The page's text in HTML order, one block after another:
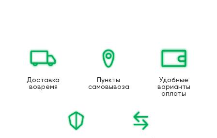
Доставка
вовремя
Пункты
самовывоза
Удобные
варианты
оплаты